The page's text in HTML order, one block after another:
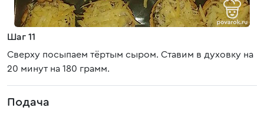
Шаг 11
Сверху посыпаем тёртым сыром. Ставим в духовку на
20 минут на 180 грамм.
Подача